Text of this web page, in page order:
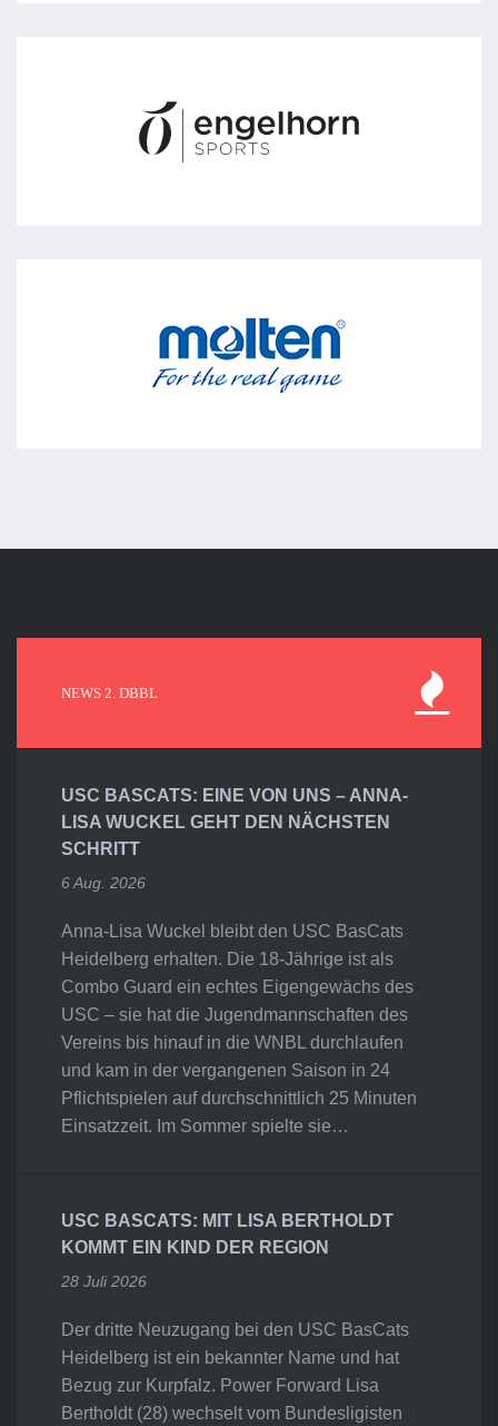
NEWS 2. DBBL
USC BASCATS: EINE VON UNS – ANNA-
LISA WUCKEL GEHT DEN NÄCHSTEN
SCHRITT
6 Aug. 2026
Anna-Lisa Wuckel bleibt den USC BasCats
Heidelberg erhalten. Die 18-Jährige ist als
Combo Guard ein echtes Eigengewächs des
USC – sie hat die Jugendmannschaften des
Vereins bis hinauf in die WNBL durchlaufen
und kam in der vergangenen Saison in 24
Pflichtspielen auf durchschnittlich 25 Minuten
Einsatzzeit. Im Sommer spielte sie…
USC BASCATS: MIT LISA BERTHOLDT
KOMMT EIN KIND DER REGION
28 Juli 2026
Der dritte Neuzugang bei den USC BasCats
Heidelberg ist ein bekannter Name und hat
Bezug zur Kurpfalz. Power Forward Lisa
Bertholdt (28) wechselt vom Bundesligisten